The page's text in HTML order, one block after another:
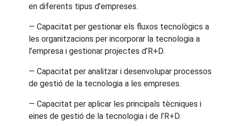
en diferents tipus d’empreses.
— Capacitat per gestionar els fluxos tecnològics a
les organitzacions per incorporar la tecnologia a
l’empresa i gestionar projectes d’R+D.
— Capacitat per analitzar i desenvolupar processos
de gestió de la tecnologia a les empreses.
— Capacitat per aplicar les principals tècniques i
eines de gestió de la tecnologia i de l’R+D.